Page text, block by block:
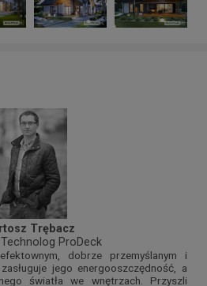
Trębacz
Technolog ProDeck
dobrze przemyślanym i
jego energooszczędność, a
światła we wnętrzach. Przyszli